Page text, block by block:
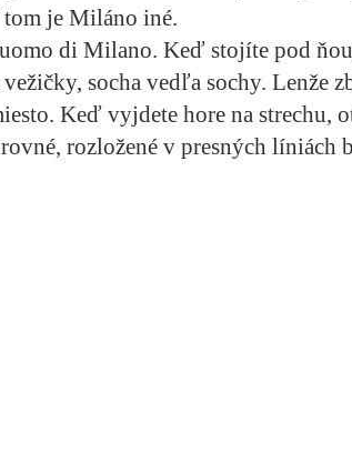
je Miláno iné.
di Milano. Keď stojíte pod
socha vedľa sochy. Lenže
Keď vyjdete hore na strechu,
rozložené v presných líniách